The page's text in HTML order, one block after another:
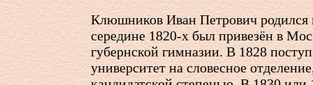
Клюшников Иван Петрович родился
середине 1820-х был привезён в
губернской гимназии. В 1828
университет на словесное